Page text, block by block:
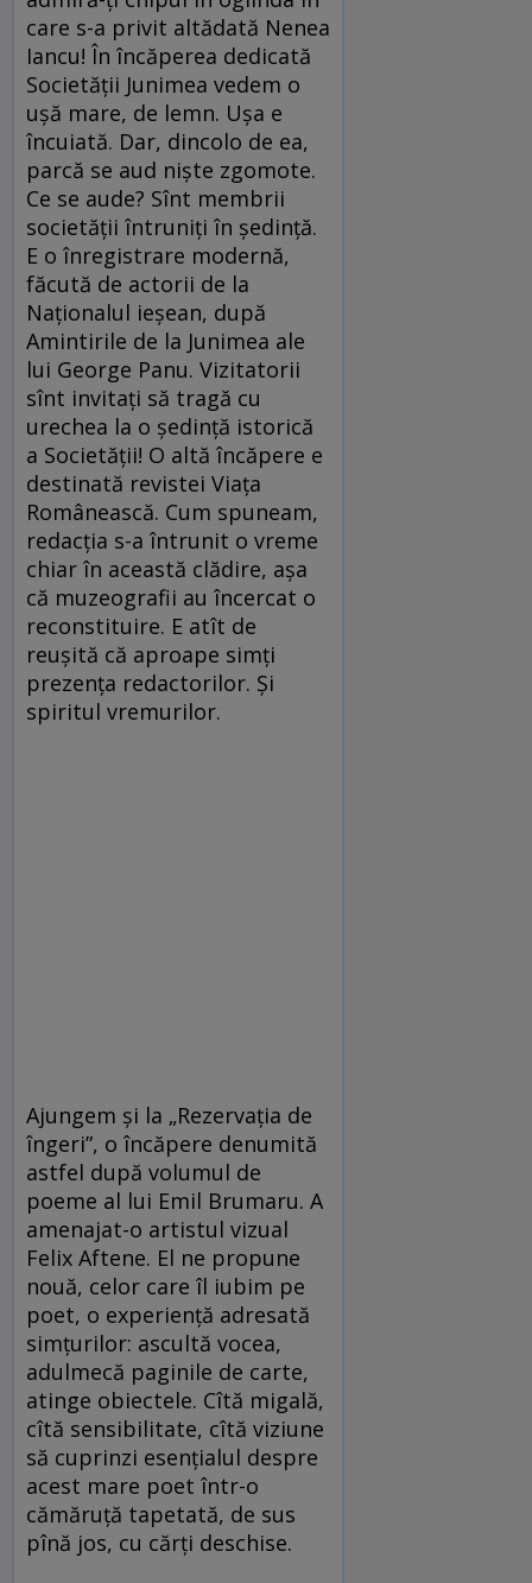
care s-a privit altădată Nenea
Iancu! În încăperea dedicată
Societății Junimea vedem o
ușă mare, de lemn. Ușa e
încuiată. Dar, dincolo de ea,
parcă se aud niște zgomote.
Ce se aude? Sînt membrii
societății întruniți în ședință.
E o înregistrare modernă,
făcută de actorii de la
Naționalul ieșean, după
Amintirile de la Junimea ale
lui George Panu. Vizitatorii
sînt invitați să tragă cu
urechea la o ședință istorică
a Societății! O altă încăpere e
destinată revistei Viața
Românească. Cum spuneam,
redacția s-a întrunit o vreme
chiar în această clădire, așa
că muzeografii au încercat o
reconstituire. E atît de
reușită că aproape simți
prezența redactorilor. Și
spiritul vremurilor.
Ajungem și la „Rezervația de
îngeri”, o încăpere denumită
astfel după volumul de
poeme al lui Emil Brumaru. A
amenajat-o artistul vizual
Felix Aftene. El ne propune
nouă, celor care îl iubim pe
poet, o experiență adresată
simțurilor: ascultă vocea,
adulmecă paginile de carte,
atinge obiectele. Cîtă migală,
cîtă sensibilitate, cîtă viziune
să cuprinzi esențialul despre
acest mare poet într-o
cămăruță tapetată, de sus
pînă jos, cu cărți deschise.